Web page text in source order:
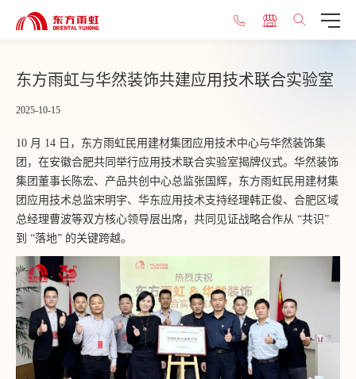
东方雨虹与华然装饰共建应用技术联合实验室
2025-10-15
10 月 14 日，东方雨虹民用建材集团应用技术中心与华然装饰集
团，在安徽合肥共同举行应用技术联合实验室揭牌仪式。华然装饰
集团董事长陈宏、产品共创中心总监张国辉，东方雨虹民用建材集
团应用技术总监宋明宇、华东应用技术支持经理韩正俊、合肥区域
总经理曹波等双方核心领导层出席，共同见证战略合作从 “共识”
到 “落地” 的关键跨越。